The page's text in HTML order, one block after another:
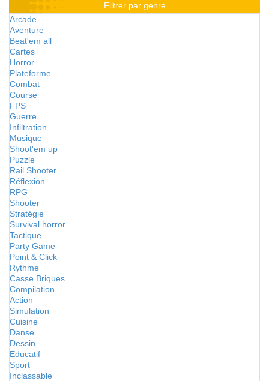
Filtrer par genre
Arcade
Aventure
Beat'em all
Cartes
Horror
Plateforme
Combat
Course
FPS
Guerre
Infiltration
Musique
Shoot'em up
Puzzle
Rail Shooter
Réflexion
RPG
Shooter
Stratégie
Survival horror
Tactique
Party Game
Point & Click
Rythme
Casse Briques
Compilation
Action
Simulation
Cuisine
Danse
Dessin
Educatif
Sport
Inclassable